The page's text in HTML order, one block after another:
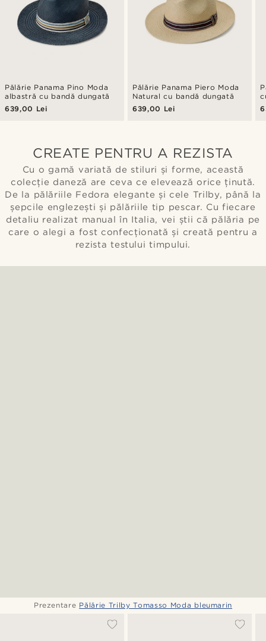
Pălărie Panama Pino Moda
albastră cu bandă dungată
639,00 Lei
Pălărie Panama Piero Moda
Natural cu bandă dungată
639,00 Lei
CREATE PENTRU A REZISTA
Cu o gamă variată de stiluri și forme, această
colecție daneză are ceva ce elevează orice ținută.
De la pălăriile Fedora elegante și cele Trilby, până la
șepcile englezești și pălăriile tip pescar. Cu fiecare
detaliu realizat manual în Italia, vei știi că pălăria pe
care o alegi a fost confecționată și creată pentru a
rezista testului timpului.
Prezentare Pălărie Trilby Tomasso Moda bleumarin